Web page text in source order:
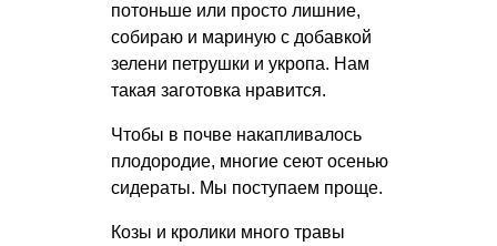
потоньше или просто лишние,
собираю и мариную с добавкой
зелени петрушки и укропа. Нам
такая заготовка нравится.
Чтобы в почве накапливалось
плодородие, многие сеют осенью
сидераты. Мы поступаем проще.
Козы и кролики много травы